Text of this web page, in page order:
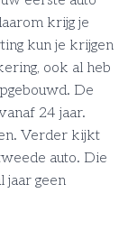
krijg je
kun je krijgen
ook al heb
De
24 jaar.
Verder kijkt
auto. Die
jaar geen